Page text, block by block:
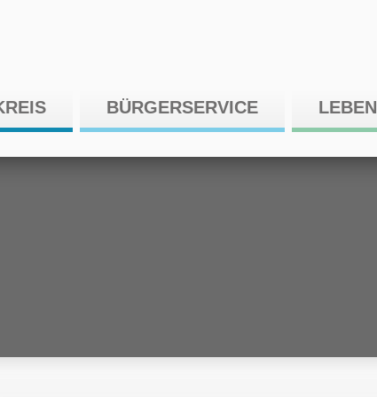
BÜRGERSERVICE LEBEN